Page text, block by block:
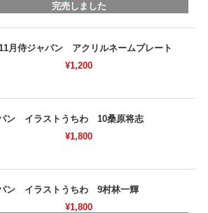
完売しました
月侍ジャパン アクリルネームプレート
¥1,200
ン イラストうちわ 10桑原将志
¥1,800
ン イラストうちわ 9村林一輝
¥1,800